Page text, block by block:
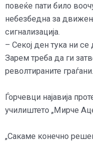
повеќе пати било
небезбедна за
сигнализација.
– Секој ден тука ни
Зарем треба да ги
револтираните граѓани.
Ѓорчевци најавија
училиштето „Мирче
„Сакаме конечно